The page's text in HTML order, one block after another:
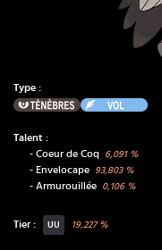
Type :
Ténèbres
Vol
Talent :
- Coeur de Coq 6,091%
- Envelocape 93,803%
- Armurouillée 0,106%
Tier : UU 19,227%